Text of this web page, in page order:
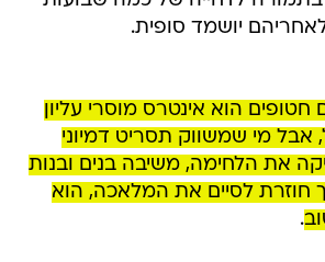
יושמד סופית.
חטופים הוא אינטרס מוסרי עליון
אבל מי שמשווק תסריט דמיוני
את הלחימה, משיבה בנים ובנות
חוזרת לסיים את המלאכה, הוא
.